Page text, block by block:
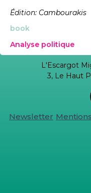
Édition: Cambourakis
book
Analyse politique
L'Escargot
3, Le Haut
Newsletter